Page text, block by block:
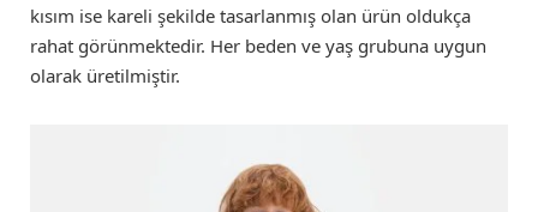
kısım ise kareli şekilde tasarlanmış olan ürün oldukça
rahat görünmektedir. Her beden ve yaş grubuna uygun
olarak üretilmiştir.